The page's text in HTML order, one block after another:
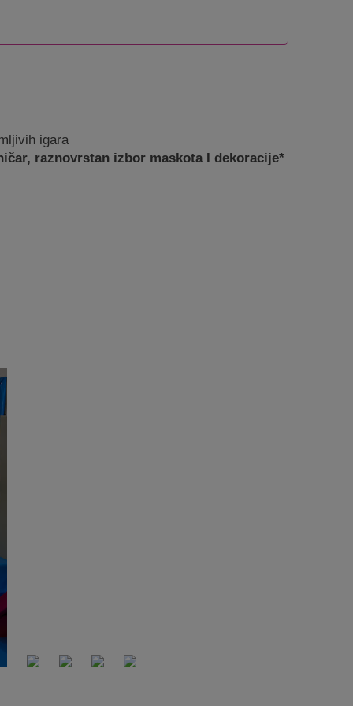
igara
raznovrstan izbor maskota I dekoracije*